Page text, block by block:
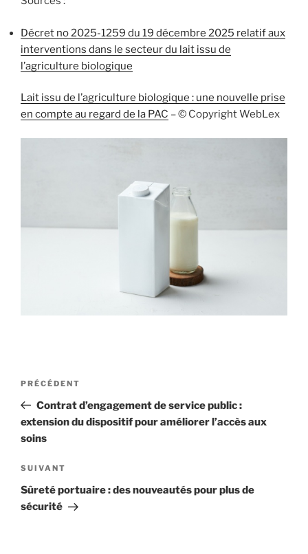
Décret no 2025-1259 du 19 décembre 2025 relatif aux
interventions dans le secteur du lait issu de
l’agriculture biologique
Lait issu de l’agriculture biologique : une nouvelle prise
en compte au regard de la PAC – © Copyright WebLex
Navigation
l’article
Article
précédent
PRÉCÉDENT
Contrat d’engagement de service public :
extension du dispositif pour améliorer l’accès aux
soins
Article
suivant
SUIVANT
Sûreté portuaire : des nouveautés pour plus de
sécurité